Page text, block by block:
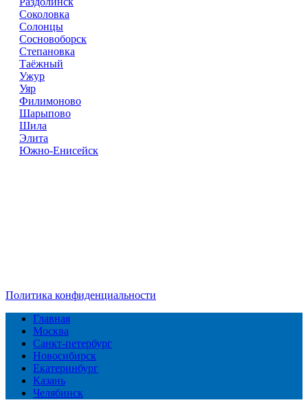
Соколовка
Солонцы
Сосновоборск
Степановка
Таёжный
Ужур
Уяр
Филимоново
Шарыпово
Шила
Элита
Южно-Енисейск
Политика конфиденциальности
Главная
Москва
Санкт-петербург
Новосибирск
Екатеринбург
Казань
Челябинск